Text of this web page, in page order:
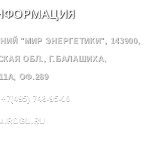
"МИР ЭНЕРГЕТИКИ", 143900,
ОБЛ., Г.БАЛАШИХА,
ОФ.289
+7(495) 748-95-00